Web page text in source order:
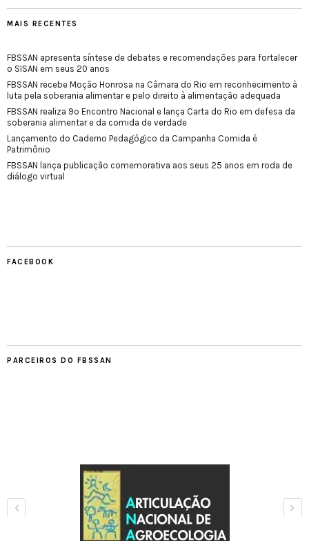
MAIS RECENTES
FBSSAN apresenta síntese de debates e recomendações para fortalecer
o SISAN em seus 20 anos
FBSSAN recebe Moção Honrosa na Câmara do Rio em reconhecimento à
luta pela soberania alimentar e pelo direito à alimentação adequada
FBSSAN realiza 9º Encontro Nacional e lança Carta do Rio em defesa da
soberania alimentar e da comida de verdade
Lançamento do Caderno Pedagógico da Campanha Comida é
Patrimônio
FBSSAN lança publicação comemorativa aos seus 25 anos em roda de
diálogo virtual
FACEBOOK
PARCEIROS DO FBSSAN